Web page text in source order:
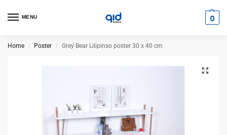
MENU 0
Home / Poster / Grey Bear Lilipinso poster 30 x 40 cm